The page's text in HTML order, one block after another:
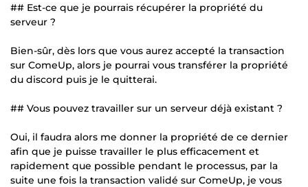
## Est-ce que je pourrais récupérer la propriété du
serveur ?
Bien-sûr, dès lors que vous aurez accepté la transaction
sur ComeUp, alors je pourrai vous transférer la propriété
du discord puis je le quitterai.
## Vous pouvez travailler sur un serveur déjà existant ?
Oui, il faudra alors me donner la propriété de ce dernier
afin que je puisse travailler le plus efficacement et
rapidement que possible pendant le processus, par la
suite une fois la transaction validé sur ComeUp, je vous